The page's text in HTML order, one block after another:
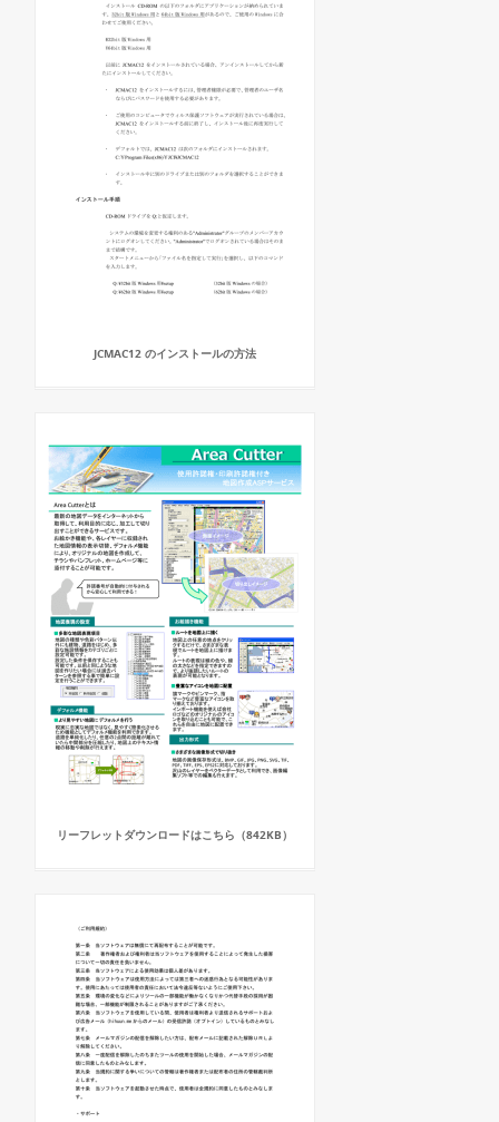
JCMAC12 のインストールの方法
リーフレットダウンロードはこちら（842KB）